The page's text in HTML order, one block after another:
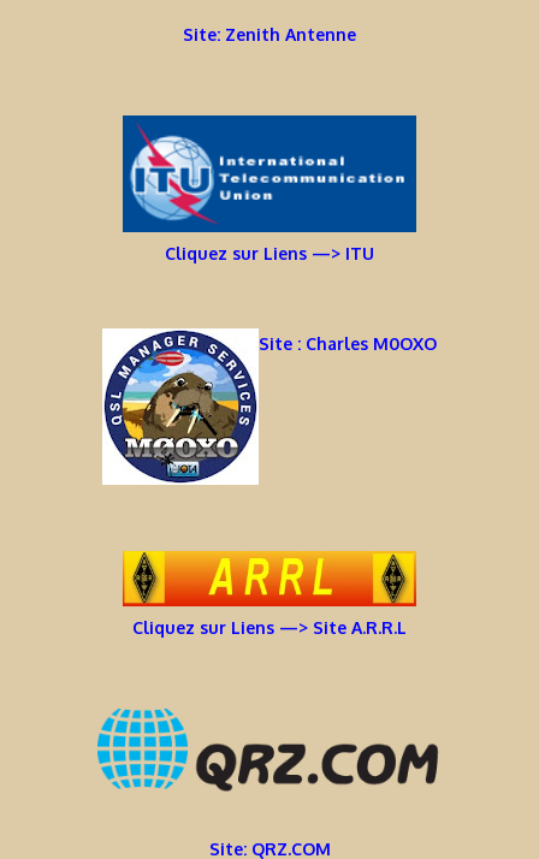
Site: Zenith Antenne
Cliquez sur Liens —> ITU
Site : Charles M0OXO
Cliquez sur Liens —> Site A.R.R.L
Site: QRZ.COM